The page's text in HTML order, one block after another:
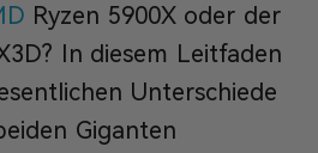
Ryzen 5900X oder der
In diesem Leitfaden
Unterschiede
Giganten